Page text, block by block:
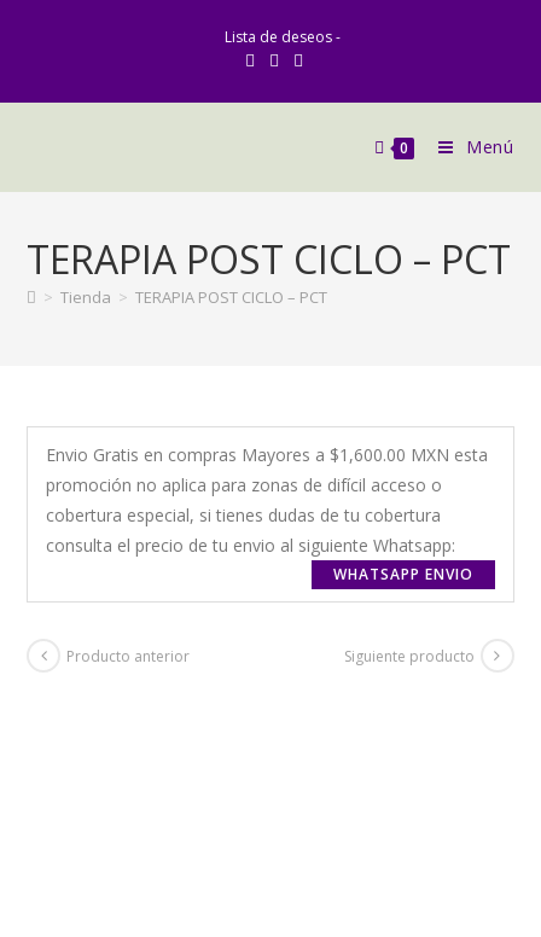
Lista de deseos -
0 Menú
TERAPIA POST CICLO – PCT
> Tienda > TERAPIA POST CICLO – PCT
Envio Gratis en compras Mayores a $1,600.00 MXN esta
promoción no aplica para zonas de difícil acceso o
cobertura especial, si tienes dudas de tu cobertura
consulta el precio de tu envio al siguiente Whatsapp:
WHATSAPP ENVIO
Producto anterior Siguiente producto